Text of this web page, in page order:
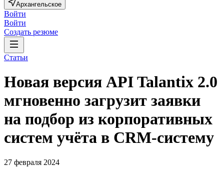
Архангельское
Войти
Войти
Создать резюме
Статьи
Новая версия API Talantix 2.0
мгновенно загрузит заявки
на подбор из корпоративных
систем учёта в CRM-систему
27 февраля 2024